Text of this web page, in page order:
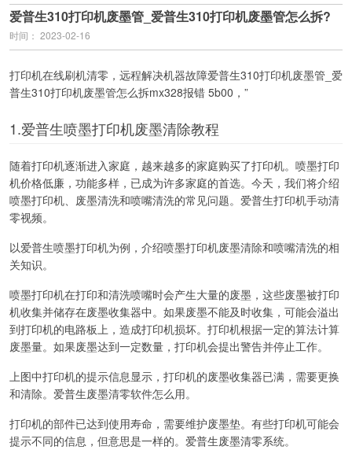
爱普生310打印机废墨管_爱普生310打印机废墨管怎么拆?
时间： 2023-02-16
打印机在线刷机清零，远程解决机器故障爱普生310打印机废墨管_爱
普生310打印机废墨管怎么拆mx328报错 5b00，”
1.爱普生喷墨打印机废墨清除教程
随着打印机逐渐进入家庭，越来越多的家庭购买了打印机。喷墨打印
机价格低廉，功能多样，已成为许多家庭的首选。今天，我们将介绍
喷墨打印机、废墨清洗和喷嘴清洗的常见问题。爱普生打印机手动清
零视频。
以爱普生喷墨打印机为例，介绍喷墨打印机废墨清除和喷嘴清洗的相
关知识。
喷墨打印机在打印和清洗喷嘴时会产生大量的废墨，这些废墨被打印
机收集并储存在废墨收集器中。如果废墨不能及时收集，可能会溢出
到打印机的电路板上，造成打印机损坏。打印机根据一定的算法计算
废墨量。如果废墨达到一定数量，打印机会提出警告并停止工作。
上图中打印机的提示信息显示，打印机的废墨收集器已满，需要更换
和清除。爱普生废墨清零软件怎么用。
打印机的部件已达到使用寿命，需要维护废墨垫。有些打印机可能会
提示不同的信息，但意思是一样的。爱普生废墨清零系统。